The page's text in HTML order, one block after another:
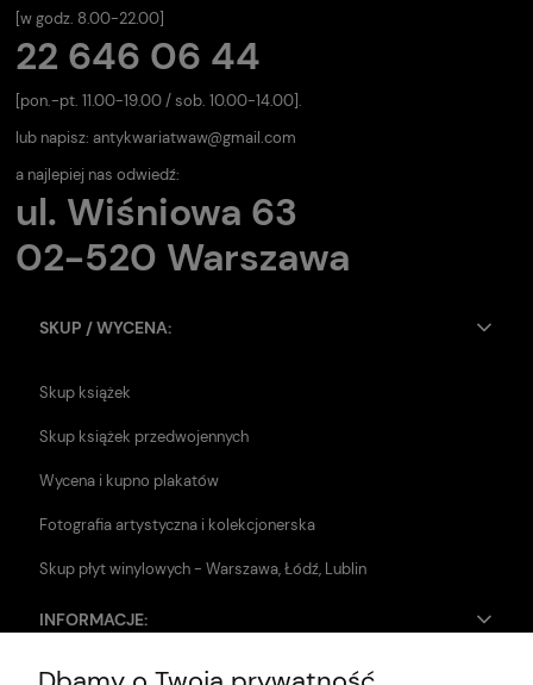
[w godz. 8.00-22.00]
22 646 06 44
[pon.-pt. 11.00-19.00 / sob. 10.00-14.00].
lub napisz: antykwariatwaw@gmail.com
a najlepiej nas odwiedź:
ul. Wiśniowa 63
02-520 Warszawa
SKUP / WYCENA:
Skup książek
Skup książek przedwojennych
Wycena i kupno plakatów
Fotografia artystyczna i kolekcjonerska
Skup płyt winylowych - Warszawa, Łódź, Lublin
INFORMACJE: